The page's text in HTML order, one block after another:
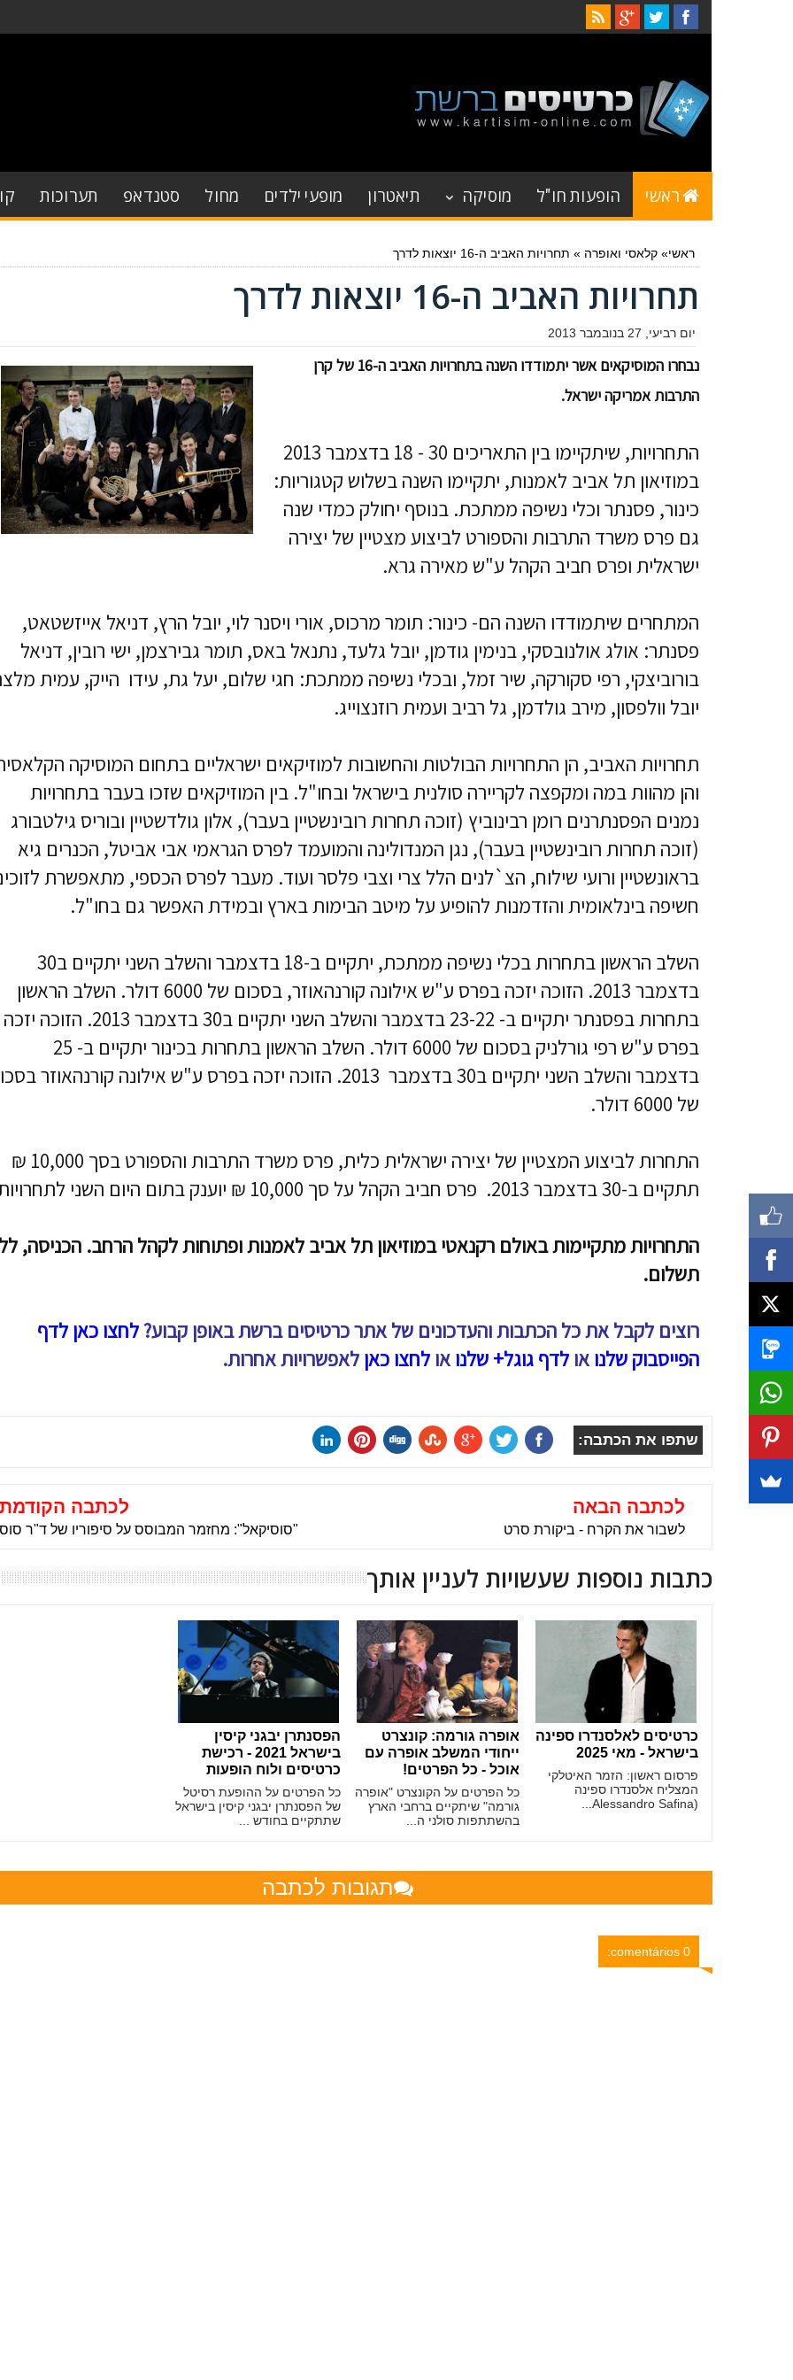
ראשי הופעות חו"ל מוסיקה תיאטרון מופעי ילדים מחול סטנדאפ תערוכות
ראשי»קלאסי ואופרה » תחרויות האביב ה-16 יוצאות לדרך
תחרויות האביב ה-16 יוצאות לדרך
יום רביעי, 27 בנובמבר 2013
נבחרו המוסיקאים אשר יתמודדו השנה בתחרויות האביב ה-16 של קרן
התרבות אמריקה ישראל.
התחרויות, שיתקיימו בין התאריכים 30 - 18 בדצמבר 2013
במוזיאון תל אביב לאמנות, יתקיימו השנה בשלוש קטגוריות:
כינור, פסנתר וכלי נשיפה ממתכת. בנוסף יחולק כמדי שנה
גם פרס משרד התרבות והספורט לביצוע מצטיין של יצירה
ישראלית ופרס חביב הקהל ע"ש מאירה גרא.
המתחרים שיתמודדו השנה הם- כינור: תומר מרכוס, אורי ויסנר לוי, יובל הרץ, דניאל אייזשטאט,
פסנתר: אולג אולנובסקי, בנימין גודמן, יובל גלעד, נתנאל באס, תומר גבירצמן, ישי רובין, דניאל
בורוביצקי, רפי סקורקה, שיר זמל, ובכלי נשיפה ממתכת: חגי שלום, יעל גת, עידו הייק, עמית
יובל וולפסון, מירב גולדמן, גל רביב ועמית רוזנצוייג.
תחרויות האביב, הן התחרויות הבולטות והחשובות למוזיקאים ישראליים בתחום המוסיקה
והן מהוות במה ומקפצה לקריירה סולנית בישראל ובחו"ל. בין המוזיקאים שזכו בעבר בתחרויות
נמנים הפסנתרנים רומן רבינוביץ (זוכה תחרות רובינשטיין בעבר), אלון גולדשטיין ובוריס גילטבורג
(זוכה תחרות רובינשטיין בעבר), נגן המנדולינה והמועמד לפרס הגראמי אבי אביטל, הכנרים גיא
בראונשטיין ורועי שילוח, הצ`לנים הלל צרי וצבי פלסר ועוד. מעבר לפרס הכספי, מתאפשרת
חשיפה בינלאומית והזדמנות להופיע על מיטב הבימות בארץ ובמידת האפשר גם בחו"ל.
השלב הראשון בתחרות בכלי נשיפה ממתכת, יתקיים ב-18 בדצמבר והשלב השני יתקיים ב30
בדצמבר 2013. הזוכה יזכה בפרס ע"ש אילונה קורנהאוזר, בסכום של 6000 דולר. השלב הראשון
בתחרות בפסנתר יתקיים ב- 23-22 בדצמבר והשלב השני יתקיים ב30 בדצמבר 2013. הזוכה יזכה
בפרס ע"ש רפי גורלניק בסכום של 6000 דולר. השלב הראשון בתחרות בכינור יתקיים ב- 25
בדצמבר והשלב השני יתקיים ב30 בדצמבר 2013. הזוכה יזכה בפרס ע"ש אילונה קורנהאוזר
של 6000 דולר.
התחרות לביצוע המצטיין של יצירה ישראלית כלית, פרס משרד התרבות והספורט בסך 10,000 ₪
תתקיים ב-30 בדצמבר 2013. פרס חביב הקהל על סך 10,000 ₪ יוענק בתום היום השני לתחרויות.
התחרויות מתקיימות באולם רקנאטי במוזיאון תל אביב לאמנות ופתוחות לקהל הרחב. הכניסה,
תשלום.
רוצים לקבל את כל הכתבות והעדכונים של אתר כרטיסים ברשת באופן קבוע?לחצו כאן לדף
הפייסבוק שלנואולדף גוגל+ שלנואולחצו כאן לאפשרויות אחרות.
שתפו את הכתבה:
לכתבה הבאה
לשבור את הקרח - ביקורת סרט
לכתבה
"סוסיקאל": מחזמר המבוסס על סיפוריו של ד"ר
כתבות נוספות שעשויות לעניין אותך
כרטיסים לאלסנדרו ספינה
בישראל - מאי 2025
פרסום ראשון: הזמר האיטלקי
המצליח אלסנדרו ספינה
(Alessandro Safina...
אופרה גורמה: קונצרט
ייחודי המשלב אופרה עם
אוכל - כל הפרטים!
כל הפרטים על הקונצרט "אופרה
גורמה" שיתקיים ברחבי הארץ
בהשתתפות סולני ה...
הפסנתרן יבגני קיסין
בישראל 2021 - רכישת
כרטיסים ולוח הופעות
כל הפרטים על ההופעת רסיטל
של הפסנתרן יבגני קיסין בישראל
שתתקיים בחודש ...
תגובות לכתבה
0 comentários: